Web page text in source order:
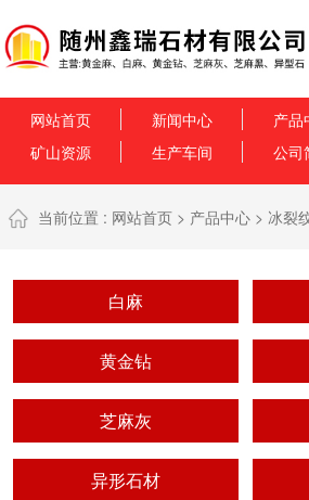
网站首页 新闻中心 产品
矿山资源
生产车间 公司
当前位置 : 网站首页 > 产品中心 > 冰裂
白麻
黄金钻
芝麻灰
异形石材